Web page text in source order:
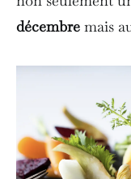
décembre mais